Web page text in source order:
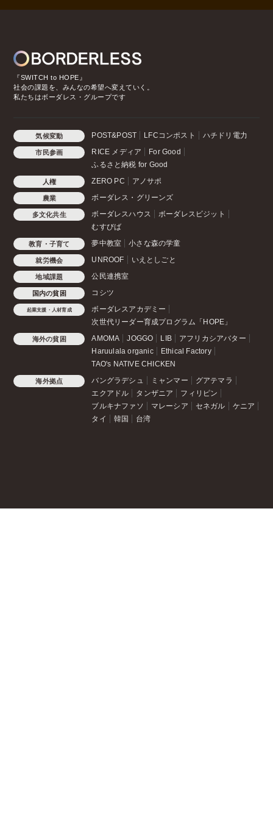
『SWITCH to HOPE』
社会の課題を、みんなの希望へ変えていく。
私たちはボーダレス・グループです
気候変動 POST&POST LFCコンポスト ハチドリ電力
市民参画 RICE メディア
For Good
ふるさと納税 for Good
人権 ZERO PC アノサポ
農業 ボーダレス・グリーンズ
多文化共生 ボーダレスハウス
ボーダレスビジット
むすびば
教育・子育て 夢中教室 小さな森の学童
就労機会 UNROOF いえとしごと
地域課題 公民連携室
国内の貧困 コシツ
起業支援・人材育成
ボーダレスアカデミー
次世代リーダー育成プログラム「HOPE」
海外の貧困 AMOMA JOGGO LIB
アフリカシアバター
Haruulala organic
Ethical Factory
TAO's NATIVE CHICKEN
海外拠点 バングラデシュ ミャンマー
グアテマラ
エクアドル
タンザニア
フィリピン
ブルキナファソ
マレーシア セネガル
ケニア
タイ
韓国 台湾